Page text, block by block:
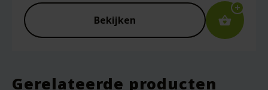
Captcha*
Bekijken
Gerelateerde producten